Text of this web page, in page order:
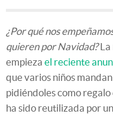
¿Por qué nos
quieren por Navidad?La
empieza el reciente
que varios niños
pidiéndoles como regalo
ha sido reutilizada por